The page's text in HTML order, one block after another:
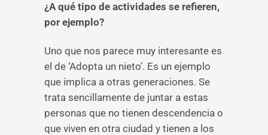
¿A qué tipo de actividades se refieren,
por ejemplo?
Uno que nos parece muy interesante es
el de ‘Adopta un nieto’. Es un ejemplo
que implica a otras generaciones. Se
trata sencillamente de juntar a estas
personas que no tienen descendencia o
que viven en otra ciudad y tienen a los